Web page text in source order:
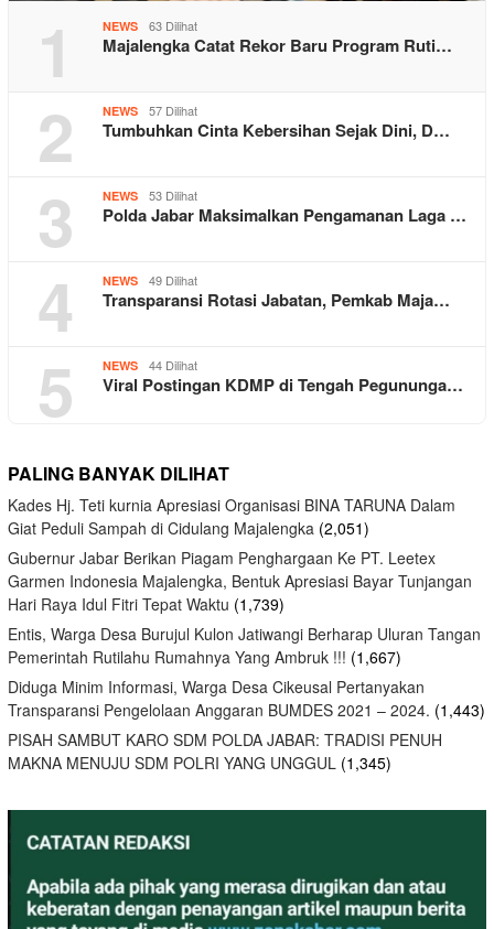
1 NEWS 63 Dilihat
Majalengka Catat Rekor Baru Program Ruti…
2 NEWS 57 Dilihat
Tumbuhkan Cinta Kebersihan Sejak Dini, D…
3 NEWS 53 Dilihat
Polda Jabar Maksimalkan Pengamanan Laga …
4 NEWS 49 Dilihat
Transparansi Rotasi Jabatan, Pemkab Maja…
5 NEWS 44 Dilihat
Viral Postingan KDMP di Tengah Pegununga…
PALING BANYAK DILIHAT
Kades Hj. Teti kurnia Apresiasi Organisasi BINA TARUNA Dalam
Giat Peduli Sampah di Cidulang Majalengka (2,051)
Gubernur Jabar Berikan Piagam Penghargaan Ke PT. Leetex
Garmen Indonesia Majalengka, Bentuk Apresiasi Bayar Tunjangan
Hari Raya Idul Fitri Tepat Waktu (1,739)
Entis, Warga Desa Burujul Kulon Jatiwangi Berharap Uluran Tangan
Pemerintah Rutilahu Rumahnya Yang Ambruk !!! (1,667)
Diduga Minim Informasi, Warga Desa Cikeusal Pertanyakan
Transparansi Pengelolaan Anggaran BUMDES 2021 – 2024. (1,443)
PISAH SAMBUT KARO SDM POLDA JABAR: TRADISI PENUH
MAKNA MENUJU SDM POLRI YANG UNGGUL (1,345)